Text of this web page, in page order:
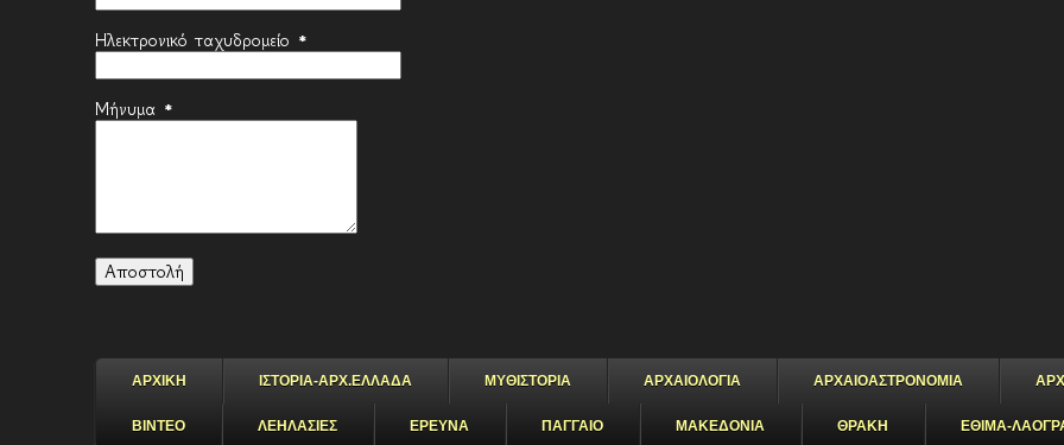
Ηλεκτρονικό ταχυδρομείο *
Μήνυμα *
ΑΡΧΙΚΗ ΙΣΤΟΡΙΑ-ΑΡΧ.ΕΛΛΑΔΑ ΜΥΘΙΣΤΟΡΙΑ ΑΡΧΑΙΟΛΟΓΙΑ ΑΡΧΑΙΟΑΣΤΡΟΝΟΜΙΑ
ΒΙΝΤΕΟ ΛΕΗΛΑΣΙΕΣ ΕΡΕΥΝΑ ΠΑΓΓΑΙΟ ΜΑΚΕΔΟΝΙΑ ΘΡΑΚΗ ΕΘΙΜΑ-